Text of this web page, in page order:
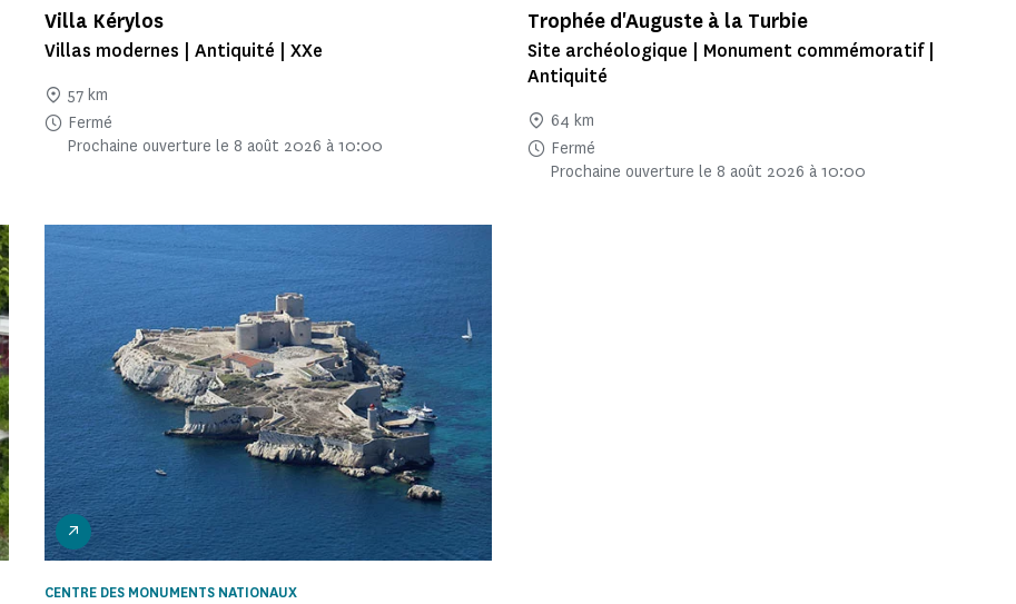
Villa Kérylos
Villas modernes | Antiquité | XXe
57 km
Fermé
Prochaine ouverture le 8 août 2026 à 10:00
Trophée d'Auguste à la Turbie
Site archéologique | Monument commémoratif |
Antiquité
64 km
Fermé
Prochaine ouverture le 8 août 2026 à 10:00
CENTRE DES MONUMENTS NATIONAUX